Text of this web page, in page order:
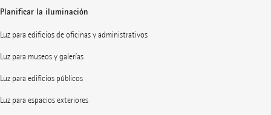
Planificar la iluminación
Luz para edificios de oficinas y administrativos
Luz para museos y galerías
Luz para edificios públicos
Luz para espacios exteriores